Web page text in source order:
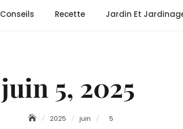
Conseils Recette Jardin Et
juin 5, 2025
2025 juin 5